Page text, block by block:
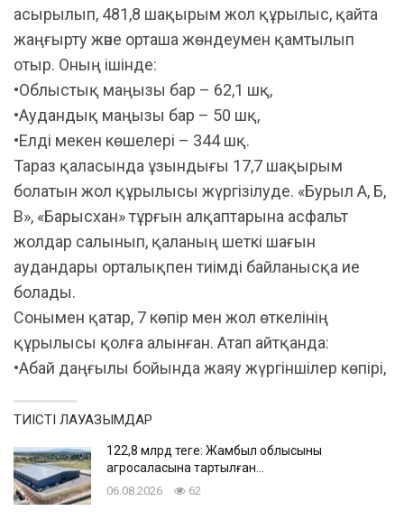
асырылып, 481,8 шақырым жол құрылыс, қайта
жаңғырту және орташа жөндеумен қамтылып
отыр. Оның ішінде:
•Облыстық маңызы бар – 62,1 шқ,
•Аудандық маңызы бар – 50 шқ,
•Елді мекен көшелері – 344 шқ.
Тараз қаласында ұзындығы 17,7 шақырым
болатын жол құрылысы жүргізілуде. «Бурыл А, Б,
В», «Барысхан» тұрғын алқаптарына асфальт
жолдар салынып, қаланың шеткі шағын
аудандары орталықпен тиімді байланысқа ие
болады.
Сонымен қатар, 7 көпір мен жол өткелінің
құрылысы қолға алынған. Атап айтқанда:
•Абай даңғылы бойында жаяу жүргіншілер көпірі,
ТИІСТІ ЛАУАЗЫМДАР
122,8 млрд теңге: Жамбыл облысының
агросаласына тартылған…
06.08.2026 62